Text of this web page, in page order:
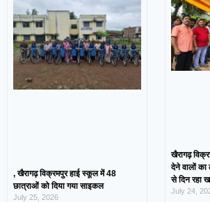
, खैरागढ़ विक्रमपुर हाई स्कूल में 48
छात्राओं को दिया गया साइकल
July 25, 2026
खैरागढ़
देने वालों का
से दिन रहा
July 24,